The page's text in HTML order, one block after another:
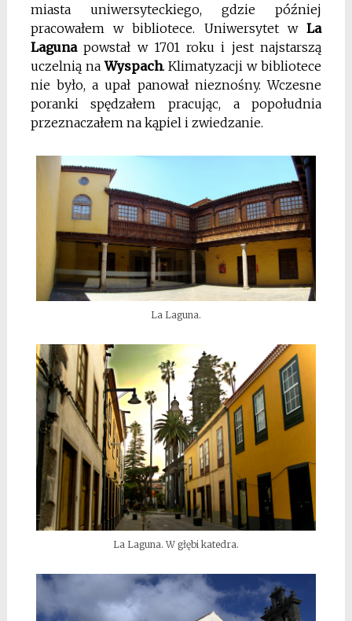
miasta uniwersyteckiego, gdzie później
pracowałem w bibliotece. Uniwersytet wLa
Lagunapowstał w 1701 roku i jest najstarszą
uczelnią naWyspach. Klimatyzacji w bibliotece
nie było, a upał panował nieznośny. Wczesne
poranki spędzałem pracując, a popołudnia
przeznaczałem na kąpiel i zwiedzanie.
La Laguna.
La Laguna. W głębi katedra.